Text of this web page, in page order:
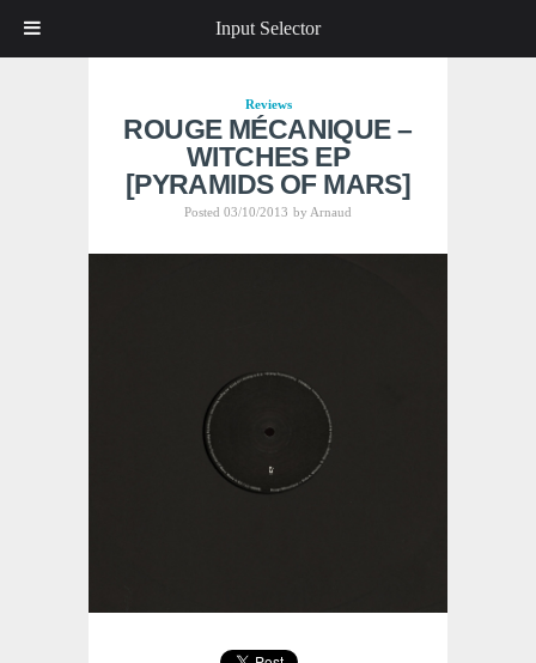
Reviews
ROUGE MÉCANIQUE –
WITCHES EP
[PYRAMIDS OF MARS]
Posted 03/10/2013 by Arnaud
Input Selector